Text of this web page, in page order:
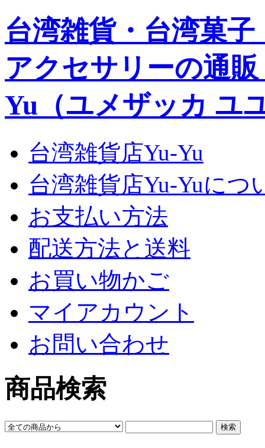
台湾雑貨・台湾菓
アクセサリーの通
Yu（ユメザッカ ユ
台湾雑貨店Yu-Yu
台湾雑貨店Yu-Yuにつ
お支払い方法
配送方法と送料
お買い物かご
マイアカウント
お問い合わせ
商品検索